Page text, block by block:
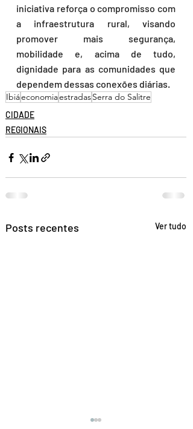
iniciativa reforça o compromisso com
a infraestrutura rural, visando
promover mais segurança,
mobilidade e, acima de tudo,
dignidade para as comunidades que
dependem dessas conexões diárias.
IbiáeconomiaestradasSerra do Salitre
CIDADE
REGIONAIS
Posts recentes Ver tudo